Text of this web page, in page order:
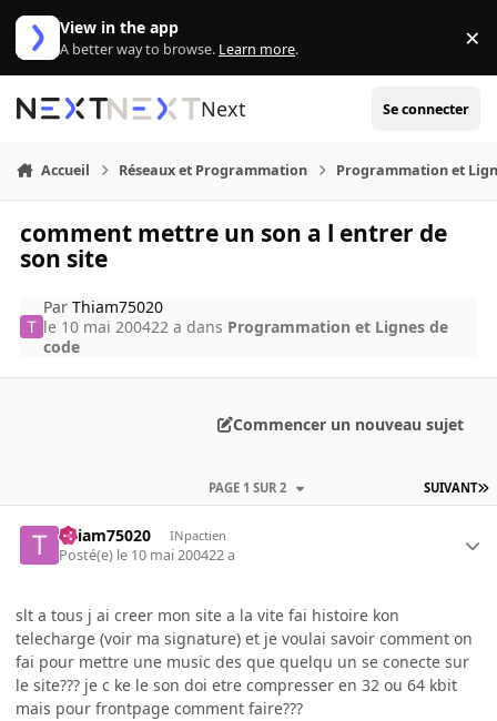
Aller au contenu
View in the app
A better way to browse. Learn more. ×
Next Se connecter
Accueil Réseaux et Programmation Programmation et
comment mettre un son a l entrer de
son site
ParThiam75020
le 10 mai 200422 a dans Programmation et Lignes de
code
Commencer un nouveau sujet
SUIVANT
PAGE 1 SUR 2
Thiam75020 INpactien
Posté(e) le 10 mai 200422 a
slt a tous j ai creer mon site a la vite fai histoire kon
telecharge (voir ma signature) et je voulai savoir comment on
fai pour mettre une music des que quelqu un se conecte sur
le site??? je c ke le son doi etre compresser en 32 ou 64 kbit
mais pour frontpage comment faire???